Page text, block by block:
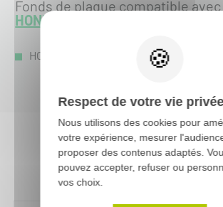
Fonds de plaque compatible
HONDA
HONDA CRF-R 250 : CRF-R 250 2018
Vous aimerez
Respect de votre vie
Nous utilisons des cookies pour
votre expérience, mesurer
proposer des contenus adaptés.
pouvez accepter, refuser ou
vos choix.